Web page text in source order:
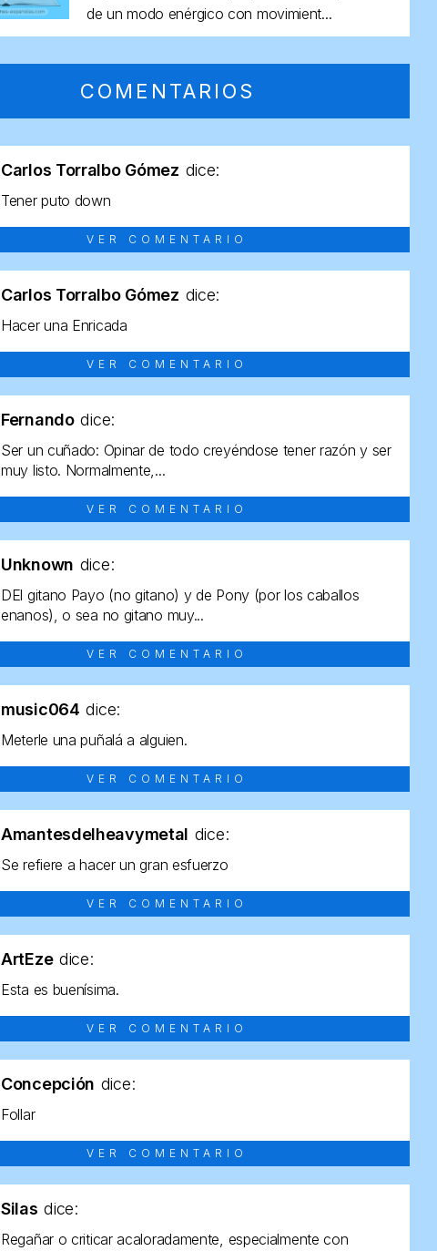
de un modo enérgico con movimient...
COMENTARIOS
Carlos Torralbo Gómez dice:
Tener puto down
VER COMENTARIO
Carlos Torralbo Gómez dice:
Hacer una Enricada
VER COMENTARIO
Fernando dice:
Ser un cuñado: Opinar de todo creyéndose tener razón y ser
muy listo. Normalmente,...
VER COMENTARIO
Unknown dice:
DEl gitano Payo (no gitano) y de Pony (por los caballos
enanos), o sea no gitano muy...
VER COMENTARIO
music064 dice:
Meterle una puñalá a alguien.
VER COMENTARIO
Amantesdelheavymetal dice:
Se refiere a hacer un gran esfuerzo
VER COMENTARIO
ArtEze dice:
Esta es buenísima.
VER COMENTARIO
Concepción dice:
Follar
VER COMENTARIO
Silas dice:
Regañar o criticar acaloradamente, especialmente con